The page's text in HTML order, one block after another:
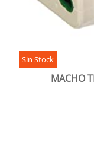
Sin Stock
MACHO